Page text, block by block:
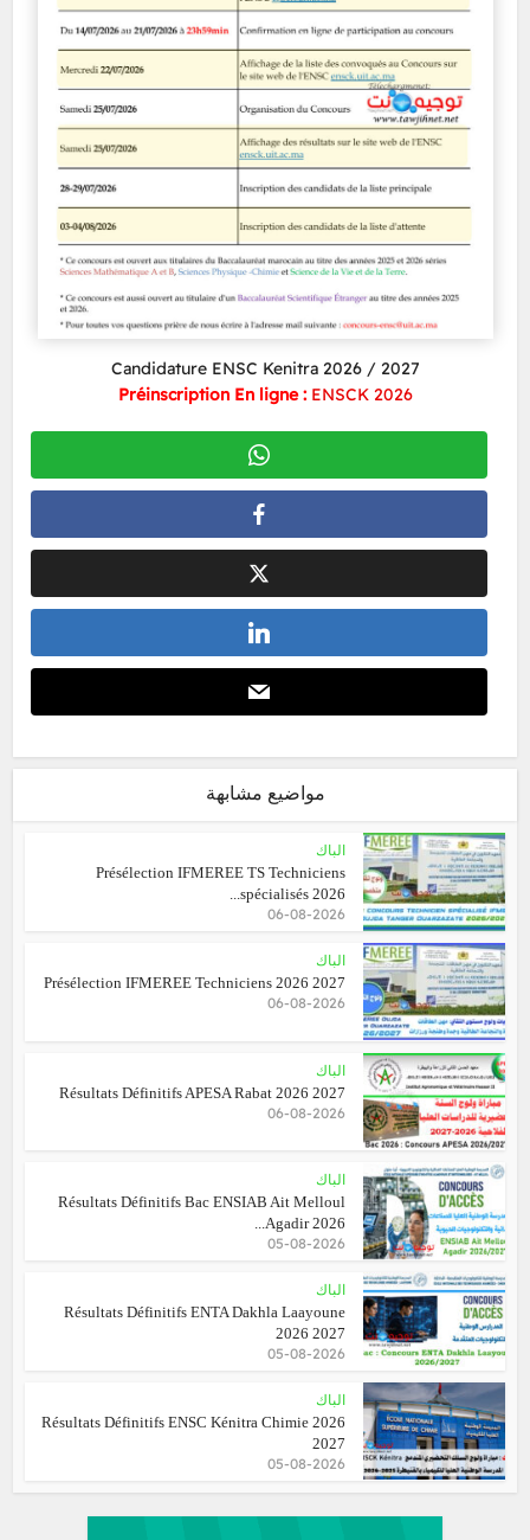
Candidature ENSC Kenitra 2026 / 2027
Préinscription En ligne : ENSCK 2026
مواضيع مشابهة
الباك
Présélection IFMEREE TS Techniciens
spécialisés 2026...
06-08-2026
الباك
Présélection IFMEREE Techniciens 2026 2027
06-08-2026
الباك
Résultats Définitifs APESA Rabat 2026 2027
06-08-2026
الباك
Résultats Définitifs Bac ENSIAB Ait Melloul
Agadir 2026...
05-08-2026
الباك
Résultats Définitifs ENTA Dakhla Laayoune
2026 2027
05-08-2026
الباك
Résultats Définitifs ENSC Kénitra Chimie 2026
2027
05-08-2026